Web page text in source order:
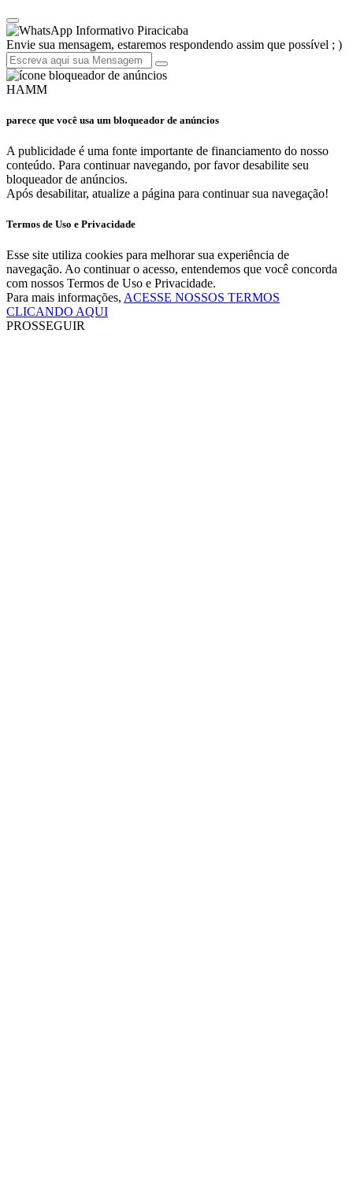
Informativo Piracicaba
Envie sua mensagem, estaremos respondendo assim que possível ; )
HAMM
parece que você usa um bloqueador de anúncios
A publicidade é uma fonte importante de financiamento do nosso
conteúdo. Para continuar navegando, por favor desabilite seu
bloqueador de anúncios.
Após desabilitar, atualize a página para continuar sua navegação!
Termos de Uso e Privacidade
Esse site utiliza cookies para melhorar sua experiência de
navegação. Ao continuar o acesso, entendemos que você concorda
com nossos Termos de Uso e Privacidade.
Para mais informações, ACESSE NOSSOS TERMOS
CLICANDO AQUI
PROSSEGUIR